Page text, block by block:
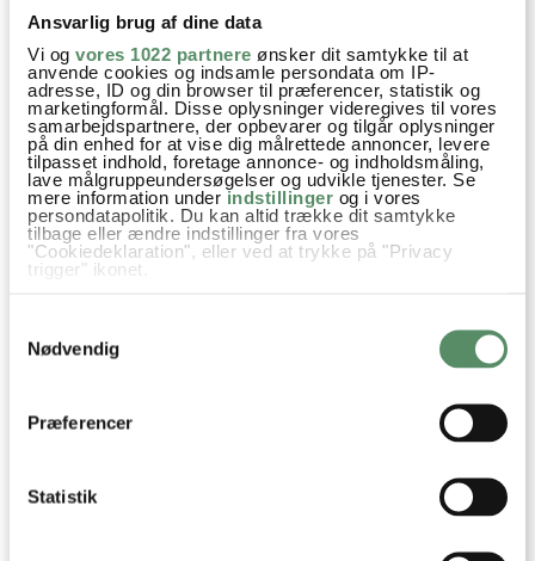
Ansvarlig brug af dine data
Vi og vores 1022 partnere ønsker dit samtykke til at
anvende cookies og indsamle persondata om IP-
adresse, ID og din browser til præferencer, statistik og
marketingformål. Disse oplysninger videregives til vores
samarbejdspartnere, der opbevarer og tilgår oplysninger
på din enhed for at vise dig målrettede annoncer, levere
tilpasset indhold, foretage annonce- og indholdsmåling,
lave målgruppeundersøgelser og udvikle tjenester. Se
mere information under indstillinger og i vores
persondatapolitik. Du kan altid trække dit samtykke
tilbage eller ændre indstillinger fra vores
"Cookiedeklaration", eller ved at trykke på "Privacy
trigger" ikonet.
Indsamle præcise oplysninger om din placering,
der kan være nøjagtig inden for få meter
Identificere din enhed baseret på en scanning af
Nødvendig
Præferencer
Statistik
Dicker, virkelig god ☺.
Kh Sarah
besvar
Ann-Christine:
14. maj 2017 kl. 10:02
Tusind tak for anbefalingenmed Colleen Hoover
– har lige reserveret to af hendes bøger på
biblioteket og glæder mig til at læse dem. Bogen
med nye skønne bøger at gå i gang med.
jeg tror du vil blive meget begejstret for Tearling
Kh AC